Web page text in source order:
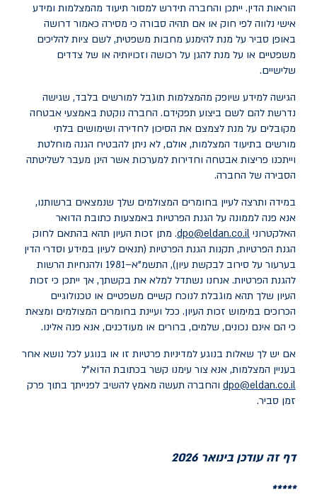
הוראות הדין. ייתכן והחברה תידרש למסור תיעוד מהמצלמות ומידע
אישי נלווה לפי חוק או אם תהיה סבורה כי מסירה כאמור דרושה
באופן סביר על מנת להימנע מחבות משפטית, לשם ציות להליכים
משפטיים או על מנת להגן על רכושה וזכויותיה או של צדדים
שלישיים.
הגישה למידע שיופק מהמצלמות תוגבל למורשים בלבד, שגישה
נדרשת להם לשם ביצוע תפקידם. החברה נוקטת באמצעי אבטחה
מקובלים על מנת לצמצם את הסיכון לחדירה ושימושים בלתי
מורשים בתיעוד המצלמות, אולם, לא ניתן להבטיח הגנה מוחלטת
וייתכנו פריצות אבטחה וחדירות למערכות אשר הינן מעבר לשליטתה
הסבירה של החברה.
במידה ותרצה לעיין בחומרים המצולמים שלך שנמצאים ברשותנו,
אנא פנה לממונה על הגנת הפרטיות באמצעות כתובת הדואר
האלקטרוני dpo@eldan.co.il. מתן זכות העיון תהא בהתאם לחוק
הגנת הפרטיות, תקנות הגנת הפרטיות (תנאים לעיון במידע וסדרי הדין
בערעור על סירוב לבקשת עיון), התשמ"א–1981 ולהנחיות הרשות
להגנת הפרטיות. אנחנו נשתדל למלא את בקשתך, אך ייתכן כי זכות
העיון שלך תהא מוגבלת לנוכח קשיים משפטיים או טכנולוגיים
הכרוכים במימוש זכות העיון. ככל ועיינת בחומרים המצולמים ומצאת
כי הם אינם נכונים, שלמים, ברורים או מעודכנים, אנא פנה אלינו.
אם יש לך שאלות בנוגע למדיניות פרטיות זו או בנוגע לכל נושא אחר
בעניין המצלמות, אנא צור עימנו קשר בכתובת הדוא"ל
dpo@eldan.co.il והחברה תעשה מאמץ להשיב לפנייתך בתוך פרק
זמן סביר.
דף זה עודכן בינואר 2026
*****